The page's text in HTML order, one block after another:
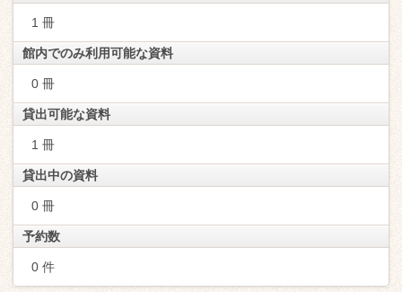
1 冊
館内でのみ利用可能な資料
0 冊
貸出可能な資料
1 冊
貸出中の資料
0 冊
予約数
0 件